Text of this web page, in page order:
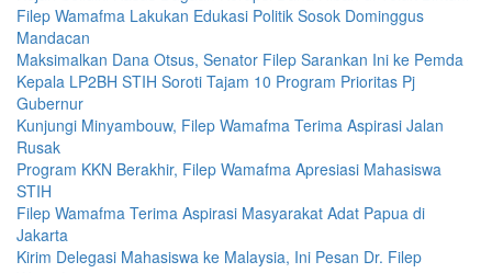
Filep Wamafma Lakukan Edukasi Politik Sosok Dominggus
Mandacan
Maksimalkan Dana Otsus, Senator Filep Sarankan Ini ke Pemda
Kepala LP2BH STIH Soroti Tajam 10 Program Prioritas Pj
Gubernur
Kunjungi Minyambouw, Filep Wamafma Terima Aspirasi Jalan
Rusak
Program KKN Berakhir, Filep Wamafma Apresiasi Mahasiswa
STIH
Filep Wamafma Terima Aspirasi Masyarakat Adat Papua di
Jakarta
Kirim Delegasi Mahasiswa ke Malaysia, Ini Pesan Dr. Filep